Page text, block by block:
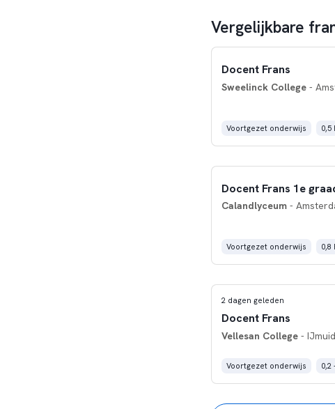
Vergelijkbare
Docent Frans
Sweelinck College-
Voortgezet onderwijs 0,5
Docent Frans 1e
Calandlyceum-
Voortgezet onderwijs 0,8
2 dagen geleden
Docent Frans
Vellesan College-
Voortgezet onderwijs 0,2